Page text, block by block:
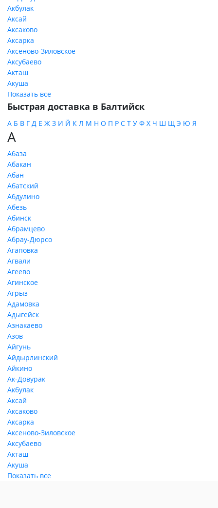
Акбулак
Аксай
Аксаково
Аксарка
Аксеново-Зиловское
Аксубаево
Акташ
Акуша
Показать все
Быстрая доставка в Балтийск
А Б В Г Д Е Ж З И Й К Л М Н О П Р С Т У Ф Х Ч Ш Щ Э Ю Я
А
Абаза
Абакан
Абан
Абатский
Абдулино
Абезь
Абинск
Абрамцево
Абрау-Дюрсо
Агаповка
Агвали
Агеево
Агинское
Агрыз
Адамовка
Адыгейск
Азнакаево
Азов
Айгунь
Айдырлинский
Айкино
Ак-Довурак
Акбулак
Аксай
Аксаково
Аксарка
Аксеново-Зиловское
Аксубаево
Акташ
Акуша
Показать все